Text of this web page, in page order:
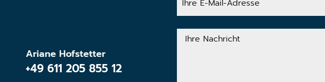
Ariane Hofstetter
+49 611 205 855 12
Adresse
Ihre
Nachricht